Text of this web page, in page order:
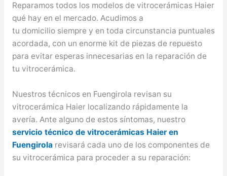
Reparamos todos los modelos de vitrocerámicas Haier
qué hay en el mercado. Acudimos a
tu domicilio siempre y en toda circunstancia puntuales
acordada, con un enorme kit de piezas de repuesto
para evitar esperas innecesarias en la reparación de
tu vitrocerámica.
Nuestros técnicos en Fuengirola revisan su
vitrocerámica Haier localizando rápidamente la
avería. Ante alguno de estos síntomas, nuestro
servicio técnico de vitrocerámicas Haier en
Fuengirolarevisará cada uno de los componentes de
su vitrocerámica para proceder a su reparación: